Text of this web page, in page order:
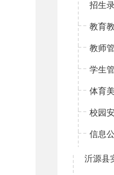
招生
教育
教师
学生
体育
校园
沂源县